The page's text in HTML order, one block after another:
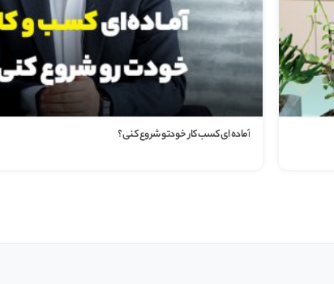
آماده ای کسب کار خودتو شروع کنی؟